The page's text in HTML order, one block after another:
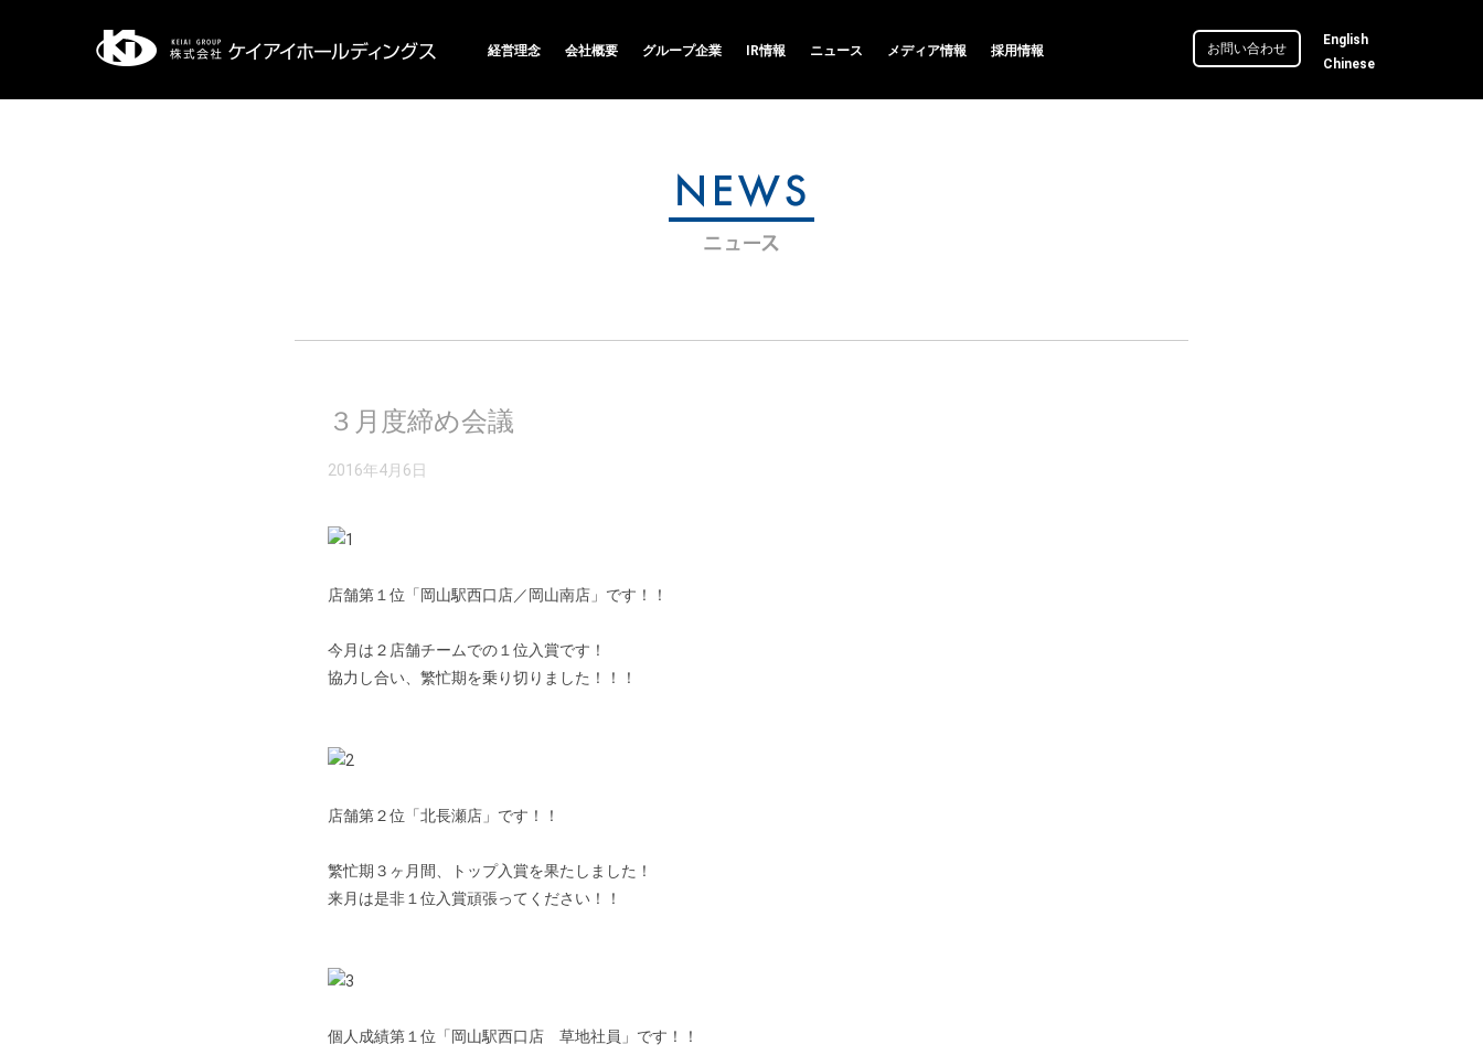
経営理念 会社概要 グループ企業 IR情報 ニュース メディア情報 採用情報 お問い合わせ
English
Chinese
３月度締め会議
2016年4月6日
店舗第１位「岡山駅西口店／岡山南店」です！！
今月は２店舗チームでの１位入賞です！
協力し合い、繁忙期を乗り切りました！！！
店舗第２位「北長瀬店」です！！
繁忙期３ヶ月間、トップ入賞を果たしました！
来月は是非１位入賞頑張ってください！！
個人成績第１位「岡山駅西口店 草地社員」です！！